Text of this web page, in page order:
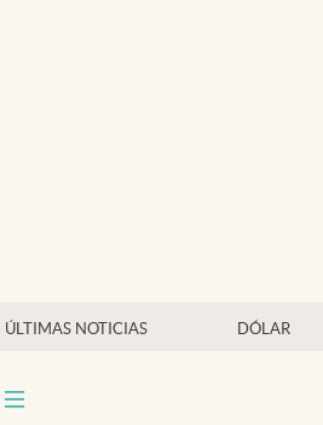
ÚLTIMAS NOTICIAS DÓLAR
Mercados Online